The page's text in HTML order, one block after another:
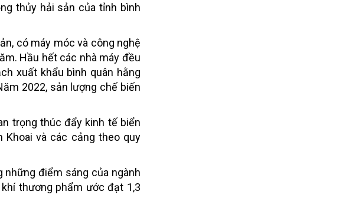
thủy hải sản của tỉnh bình
có máy móc và công nghệ
Hầu hết các nhà máy đều
xuất khẩu bình quân hằng
2022, sản lượng chế biến
trọng thúc đẩy kinh tế biển
và các cảng theo quy
những điểm sáng của ngành
thương phẩm ước đạt 1,3